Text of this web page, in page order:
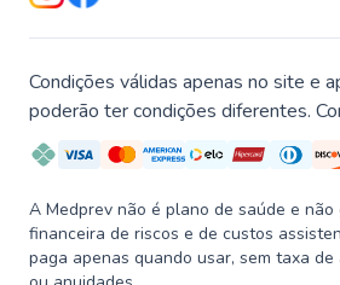
Condições válidas apenas no site e
poderão ter condições diferentes.
A Medprev não é plano de saúde e
financeira de riscos e de custos
paga apenas quando usar, sem taxa